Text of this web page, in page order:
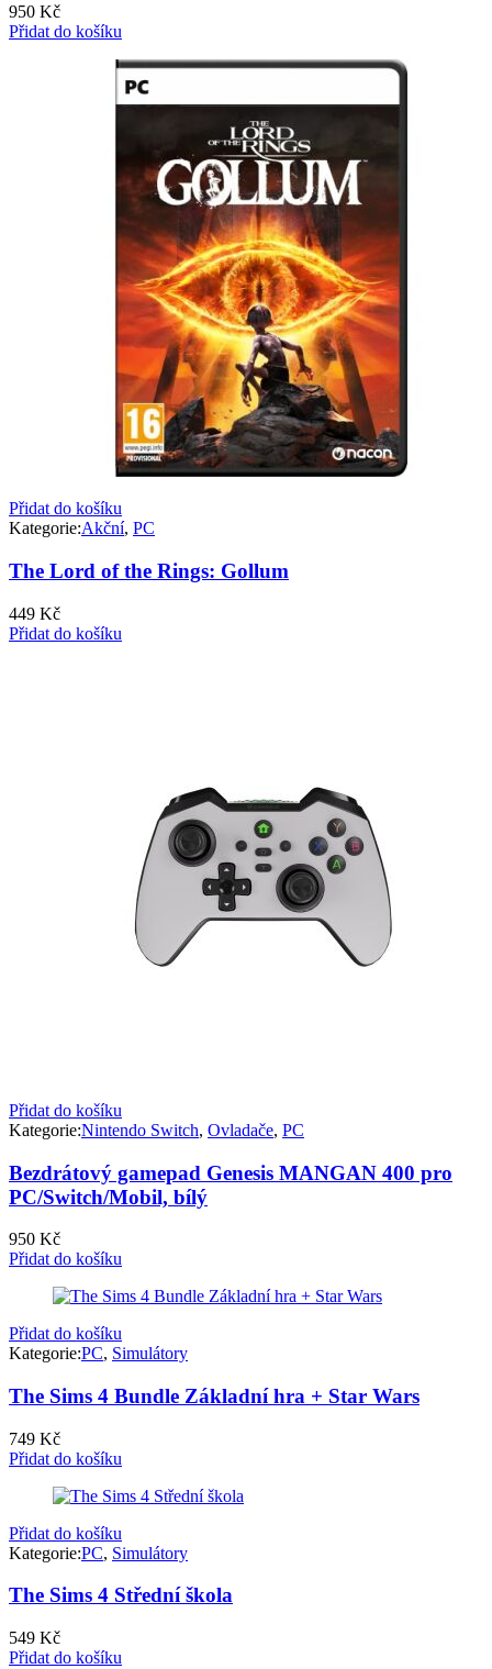
950 Kč
Přidat do košíku
Přidat do košíku
Kategorie:Akční, PC
The Lord of the Rings: Gollum
449 Kč
Přidat do košíku
Přidat do košíku
Kategorie:Nintendo Switch, Ovladače, PC
Bezdrátový gamepad Genesis MANGAN 400 pro
PC/Switch/Mobil, bílý
950 Kč
Přidat do košíku
Přidat do košíku
Kategorie:PC, Simulátory
The Sims 4 Bundle Základní hra + Star Wars
749 Kč
Přidat do košíku
Přidat do košíku
Kategorie:PC, Simulátory
The Sims 4 Střední škola
549 Kč
Přidat do košíku